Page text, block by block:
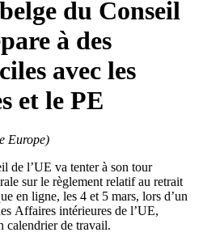
du Conseil
à des
avec les
et le PE
Europe)
de l’UE va tenter à son tour
sur le règlement relatif au retrait
en ligne, les 4 et 5 mars, lors d’un
Affaires intérieures de l’UE,
calendrier de travail.